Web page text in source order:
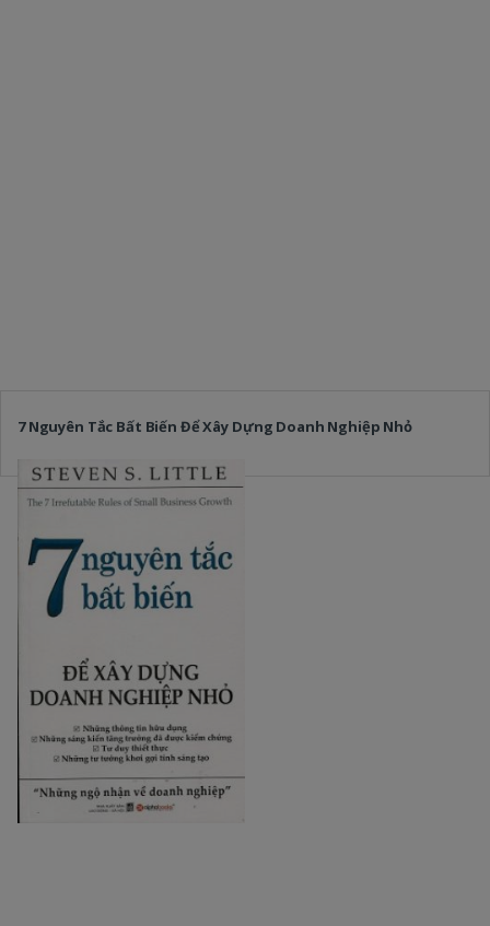
7 Nguyên Tắc Bất Biến Để Xây Dựng Doanh Nghiệp Nhỏ